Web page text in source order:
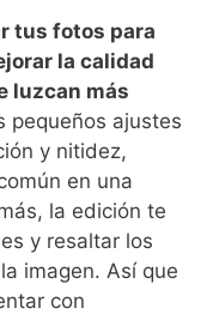
tus fotos para
la calidad
luzcan más
pequeños ajustes⁢
y nitidez,
en una
la edición ​te
y resaltar los
imagen. Así que
con